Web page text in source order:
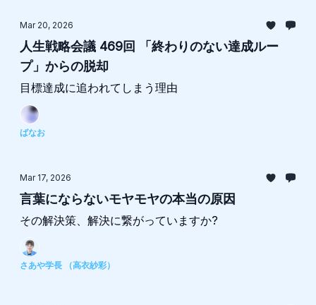
Mar 20, 2026
人生戦略会議 469回 「終わりのない達成ルー
プ」からの脱却
目標達成に追われてしまう理由
ばなお
Mar 17, 2026
言葉にならないモヤモヤの本当の原因
その解決策、解決に繋がっていますか?
さあや学長 （高衣紗彩）